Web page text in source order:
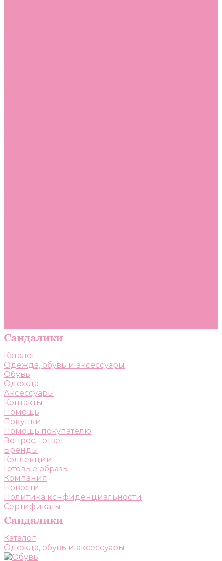
Каталог
Одежда, обувь и аксессуары
Обувь
Одежда
Аксессуары
Контакты
Помощь
Покупки
Помощь покупателю
Вопрос - ответ
Бренды
Коллекции
Готовые образы
Компания
Новости
Политика конфиденциальности
Сертификаты
Каталог
Одежда, обувь и аксессуары